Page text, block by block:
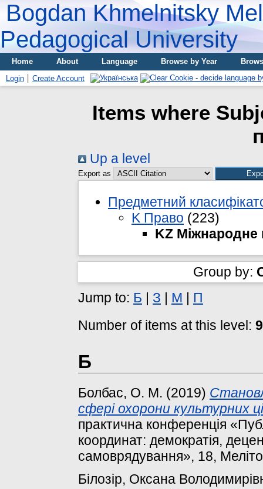
Bogdan Khmelnitsky
Pedagogical University
Home About Language Browse by Year
Login
Create Account
Items where
Up a level
Export as
Предметний
K Право (223)
KZ Міжнародне
Group by:
Jump to: Б З М
П
Number of items at this level: 9
Б
Болбас, О. М. (2019)
сфері охорони культурних
практична конференція
координат: демократія,
самоврядування», 18,
Білозір, Оксана